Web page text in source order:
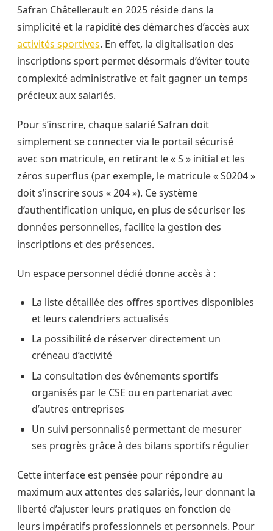
Safran Châtellerault en 2025 réside dans la
simplicité et la rapidité des démarches d’accès aux
activités sportives. En effet, la digitalisation des
inscriptions sport permet désormais d’éviter toute
complexité administrative et fait gagner un temps
précieux aux salariés.
Pour s’inscrire, chaque salarié Safran doit
simplement se connecter via le portail sécurisé
avec son matricule, en retirant le « S » initial et les
zéros superflus (par exemple, le matricule « S0204 »
doit s’inscrire sous « 204 »). Ce système
d’authentification unique, en plus de sécuriser les
données personnelles, facilite la gestion des
inscriptions et des présences.
Un espace personnel dédié donne accès à :
La liste détaillée des offres sportives disponibles
et leurs calendriers actualisés
La possibilité de réserver directement un
créneau d’activité
La consultation des événements sportifs
organisés par le CSE ou en partenariat avec
d’autres entreprises
Un suivi personnalisé permettant de mesurer
ses progrès grâce à des bilans sportifs régulier
Cette interface est pensée pour répondre au
maximum aux attentes des salariés, leur donnant la
liberté d’ajuster leurs pratiques en fonction de
leurs impératifs professionnels et personnels. Pour